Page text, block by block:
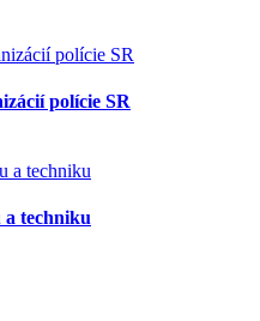
polície SR
a techniku